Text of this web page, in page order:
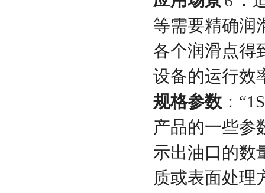
等需要精确润
各个润滑点得
设备的运行效
规格参数 ：
产品的一些参
示出油口的数
质或表面处理